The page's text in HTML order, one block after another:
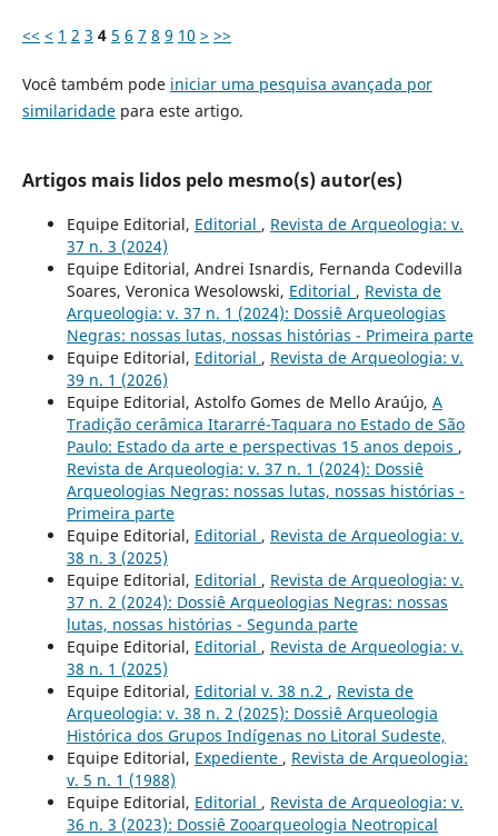
<< < 1 2 3 4 5 6 7 8 9 10 > >>
Você também pode iniciar uma pesquisa avançada por
similaridadepara este artigo.
Artigos mais lidos pelo mesmo(s) autor(es)
Equipe Editorial, Editorial , Revista de Arqueologia: v.
37 n. 3 (2024)
Equipe Editorial, Andrei Isnardis, Fernanda Codevilla
Soares, Veronica Wesolowski, Editorial , Revista de
Arqueologia: v. 37 n. 1 (2024): Dossiê Arqueologias
Negras: nossas lutas, nossas histórias - Primeira parte
Equipe Editorial, Editorial , Revista de Arqueologia: v.
39 n. 1 (2026)
Equipe Editorial, Astolfo Gomes de Mello Araújo, A
Tradição cerâmica Itararré-Taquara no Estado de São
Paulo: Estado da arte e perspectivas 15 anos depois ,
Revista de Arqueologia: v. 37 n. 1 (2024): Dossiê
Arqueologias Negras: nossas lutas, nossas histórias -
Primeira parte
Equipe Editorial, Editorial , Revista de Arqueologia: v.
38 n. 3 (2025)
Equipe Editorial, Editorial , Revista de Arqueologia: v.
37 n. 2 (2024): Dossiê Arqueologias Negras: nossas
lutas, nossas histórias - Segunda parte
Equipe Editorial, Editorial , Revista de Arqueologia: v.
38 n. 1 (2025)
Equipe Editorial, Editorial v. 38 n.2 , Revista de
Arqueologia: v. 38 n. 2 (2025): Dossiê Arqueologia
Histórica dos Grupos Indígenas no Litoral Sudeste,
Equipe Editorial, Expediente , Revista de Arqueologia:
v. 5 n. 1 (1988)
Equipe Editorial, Editorial , Revista de Arqueologia: v.
36 n. 3 (2023): Dossiê Zooarqueologia Neotropical